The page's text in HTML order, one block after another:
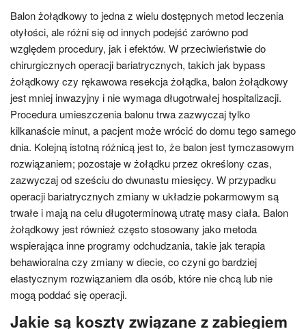
Balon żołądkowy to jedna z wielu dostępnych metod leczenia
otyłości, ale różni się od innych podejść zarówno pod
względem procedury, jak i efektów. W przeciwieństwie do
chirurgicznych operacji bariatrycznych, takich jak bypass
żołądkowy czy rękawowa resekcja żołądka, balon żołądkowy
jest mniej inwazyjny i nie wymaga długotrwałej hospitalizacji.
Procedura umieszczenia balonu trwa zazwyczaj tylko
kilkanaście minut, a pacjent może wrócić do domu tego samego
dnia. Kolejną istotną różnicą jest to, że balon jest tymczasowym
rozwiązaniem; pozostaje w żołądku przez określony czas,
zazwyczaj od sześciu do dwunastu miesięcy. W przypadku
operacji bariatrycznych zmiany w układzie pokarmowym są
trwałe i mają na celu długoterminową utratę masy ciała. Balon
żołądkowy jest również często stosowany jako metoda
wspierająca inne programy odchudzania, takie jak terapia
behawioralna czy zmiany w diecie, co czyni go bardziej
elastycznym rozwiązaniem dla osób, które nie chcą lub nie
mogą poddać się operacji.
Jakie są koszty związane z zabiegiem